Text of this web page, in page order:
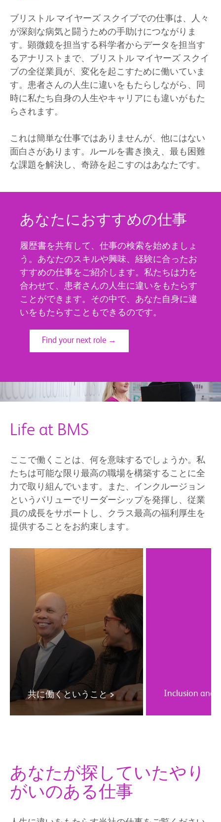
ブリストル マイヤーズ スクイブでの仕事は、人々
が深刻な病気と闘うための手助けにつながりま
す。顕微鏡を担当する科学者からデータを担当す
るアナリストまで、ブリストル マイヤーズ スクイ
ブの全従業員が、変化を起こすために働いていま
す。患者さんの人生に違いをもたらしながら、同
時に私たち自身の人生やキャリアにも違いがもた
らされます。
これは簡単な仕事ではありませんが、他にはない
面白さがあります。ルールを書き換え、最も困難
な課題を解決し、奇跡を起こすのはあなたです。
あなたにおすすめの仕事
履歴書を共有して、仕事の検索を始めましょ
う。あなたのスキルや興味、経験に合ったお
すすめの仕事をご紹介します。私たちは力を
合わせて、患者さんの人生に違いをもたらす
ことができます。その中で、あなた自身に違
いをもたらすこともできるのです。
Find your next role →
Life at BMS
ここで働くことは、何を意味するでしょうか。私
たちは可能な限り最高の職場を構築することに全
力で取り組んでいます。また、インクルージョン
というバリューでリーダーシップを発揮し、従業
員の成長をサポートし、クラス最高の福利厚生を
提供することをお約束します。
共に働くということ > Inclusion and
あなたが探していたやり
がいのある仕事